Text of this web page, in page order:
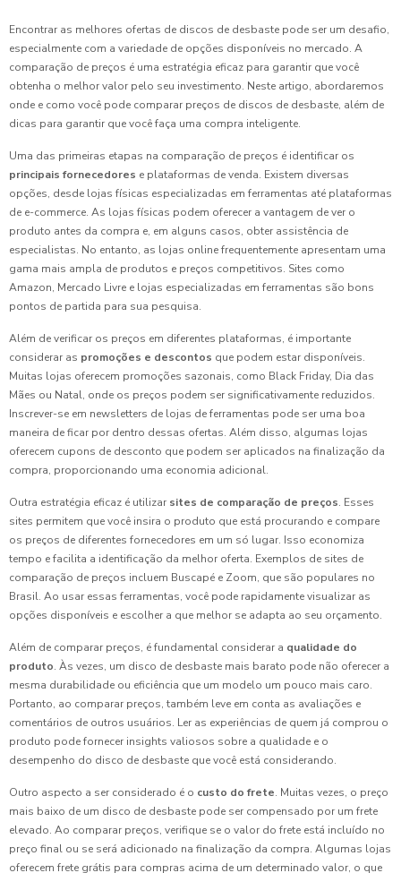
Encontrar as melhores ofertas de discos de desbaste pode ser um desafio,
especialmente com a variedade de opções disponíveis no mercado. A
comparação de preços é uma estratégia eficaz para garantir que você
obtenha o melhor valor pelo seu investimento. Neste artigo, abordaremos
onde e como você pode comparar preços de discos de desbaste, além de
dicas para garantir que você faça uma compra inteligente.
Uma das primeiras etapas na comparação de preços é identificar os
principais fornecedores e plataformas de venda. Existem diversas
opções, desde lojas físicas especializadas em ferramentas até plataformas
de e-commerce. As lojas físicas podem oferecer a vantagem de ver o
produto antes da compra e, em alguns casos, obter assistência de
especialistas. No entanto, as lojas online frequentemente apresentam uma
gama mais ampla de produtos e preços competitivos. Sites como
Amazon, Mercado Livre e lojas especializadas em ferramentas são bons
pontos de partida para sua pesquisa.
Além de verificar os preços em diferentes plataformas, é importante
considerar as promoções e descontos que podem estar disponíveis.
Muitas lojas oferecem promoções sazonais, como Black Friday, Dia das
Mães ou Natal, onde os preços podem ser significativamente reduzidos.
Inscrever-se em newsletters de lojas de ferramentas pode ser uma boa
maneira de ficar por dentro dessas ofertas. Além disso, algumas lojas
oferecem cupons de desconto que podem ser aplicados na finalização da
compra, proporcionando uma economia adicional.
Outra estratégia eficaz é utilizar sites de comparação de preços. Esses
sites permitem que você insira o produto que está procurando e compare
os preços de diferentes fornecedores em um só lugar. Isso economiza
tempo e facilita a identificação da melhor oferta. Exemplos de sites de
comparação de preços incluem Buscapé e Zoom, que são populares no
Brasil. Ao usar essas ferramentas, você pode rapidamente visualizar as
opções disponíveis e escolher a que melhor se adapta ao seu orçamento.
Além de comparar preços, é fundamental considerar a qualidade do
produto. Às vezes, um disco de desbaste mais barato pode não oferecer a
mesma durabilidade ou eficiência que um modelo um pouco mais caro.
Portanto, ao comparar preços, também leve em conta as avaliações e
comentários de outros usuários. Ler as experiências de quem já comprou o
produto pode fornecer insights valiosos sobre a qualidade e o
desempenho do disco de desbaste que você está considerando.
Outro aspecto a ser considerado é o custo do frete. Muitas vezes, o preço
mais baixo de um disco de desbaste pode ser compensado por um frete
elevado. Ao comparar preços, verifique se o valor do frete está incluído no
preço final ou se será adicionado na finalização da compra. Algumas lojas
oferecem frete grátis para compras acima de um determinado valor, o que